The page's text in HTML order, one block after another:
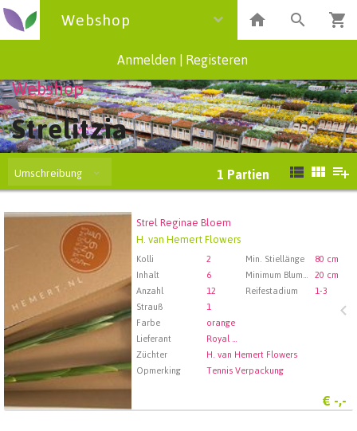
Webshop
Anmelden Registeren
Webshop
Strelitzia
Umschreibung 1 Partien
Strel Reginae Bloem
H. van Hemert Flowers
Kolli 2 Min. Stiellänge
80 cm
Inhalt
6 Minimum Blume Mantel Länge (cm)
20 cm
Anzahl
12 Reifestadium
1-3
Strauß
1
Farbe
orange
Lieferant
Royal FloraHolland Aalsmeer
Züchter
H. van Hemert Flowers
Opmerking
Tennis Verpackung
€ -,-
Strel Reginae Bloem
Wählen Sie zuerst ein Abfartdatum.